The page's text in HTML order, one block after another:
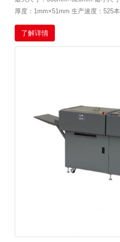
厚度：1mm×51mm 生产速度：525
了解详情